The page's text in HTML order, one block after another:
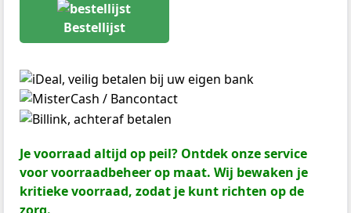
Bestellijst
Je voorraad altijd op peil? Ontdek onze service
voor voorraadbeheer op maat. Wij bewaken je
kritieke voorraad, zodat je kunt richten op de